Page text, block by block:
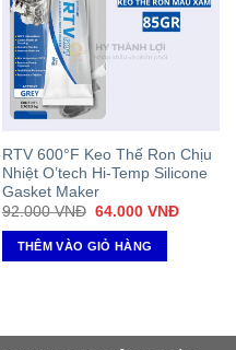
RTV 600°F Keo Thế Ron Chịu
Nhiệt O’tech Hi-Temp Silicone
Gasket Maker
92.000VNĐ Giá
là:
92.000 VNĐ.
64.000 VNĐGiá
THÊM VÀO GIỎ HÀNG